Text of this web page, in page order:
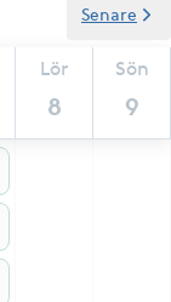
Lör
8
Sön
9
Senare